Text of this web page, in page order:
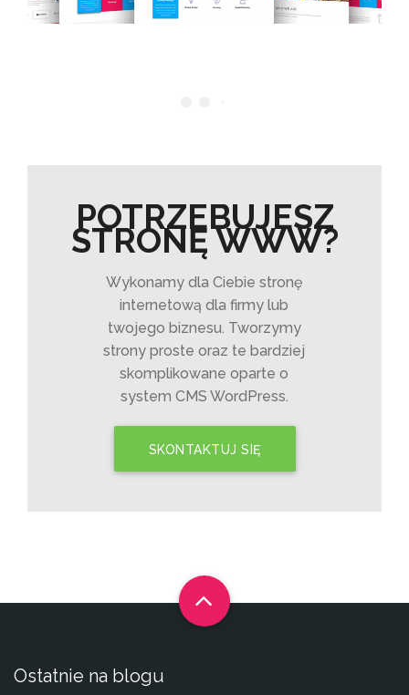
POTRZEBUJESZ
STRONĘ WWW?
Wykonamy dla Ciebie stronę
internetową dla firmy lub
twojego biznesu. Tworzymy
strony proste oraz te bardziej
skomplikowane oparte o
system CMS WordPress.
SKONTAKTUJ SIĘ
Ostatnie na blogu